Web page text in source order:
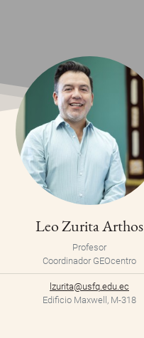
Leo Zurita Arthos
Profesor
Coordinador GEOcentro
lzurita@usfq.edu.ec
Edificio Maxwell, M-318